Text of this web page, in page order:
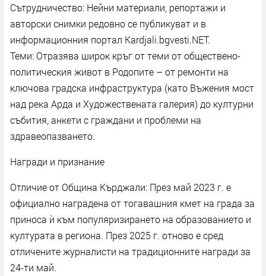
Сътрудничество: Нейни материали, репортажи и
авторски снимки редовно се публикуват и в
информационния портал Kardjali.bgvesti.NET.
Теми: Отразява широк кръг от теми от обществено-
политическия живот в Родопите – от ремонти на
ключова градска инфраструктура (като Въжения мост
над река Арда и Художествената галерия) до културни
събития, анкети с граждани и проблеми на
здравеопазването.
Награди и признание
Отличие от Община Кърджали: През май 2023 г. е
официално наградена от тогавашния кмет на града за
приноса ѝ към популяризирането на образованието и
културата в региона. През 2025 г. отново е сред
отличените журналисти на традиционните награди за
24-ти май.